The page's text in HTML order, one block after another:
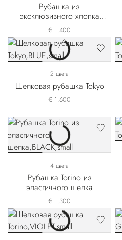
Рубашка из
эксклюзивного хлопка
Giza 45
€ 1.400
2 цвета
Шелковая рубашка Tokyo
€ 1.600
4 цвета
Рубашка Torino из
эластичного шелка
€ 1.300